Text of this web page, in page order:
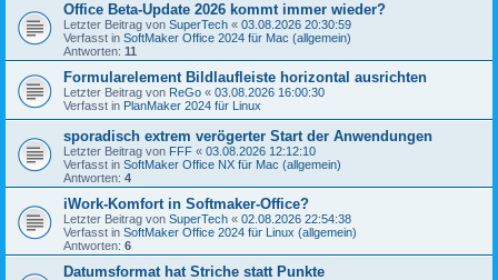
Office Beta-Update 2026 kommt immer wieder?
Letzter Beitrag von SuperTech « 03.08.2026 20:30:59
Verfasst in SoftMaker Office 2024 für Mac (allgemein)
Antworten: 11
Formularelement Bildlaufleiste horizontal ausrichten
Letzter Beitrag von ReGo « 03.08.2026 16:00:30
Verfasst in PlanMaker 2024 für Linux
sporadisch extrem verögerter Start der Anwendungen
Letzter Beitrag von FFF « 03.08.2026 12:12:10
Verfasst in SoftMaker Office NX für Mac (allgemein)
Antworten: 4
iWork-Komfort in Softmaker-Office?
Letzter Beitrag von SuperTech « 02.08.2026 22:54:38
Verfasst in SoftMaker Office 2024 für Linux (allgemein)
Antworten: 6
Datumsformat hat Striche statt Punkte